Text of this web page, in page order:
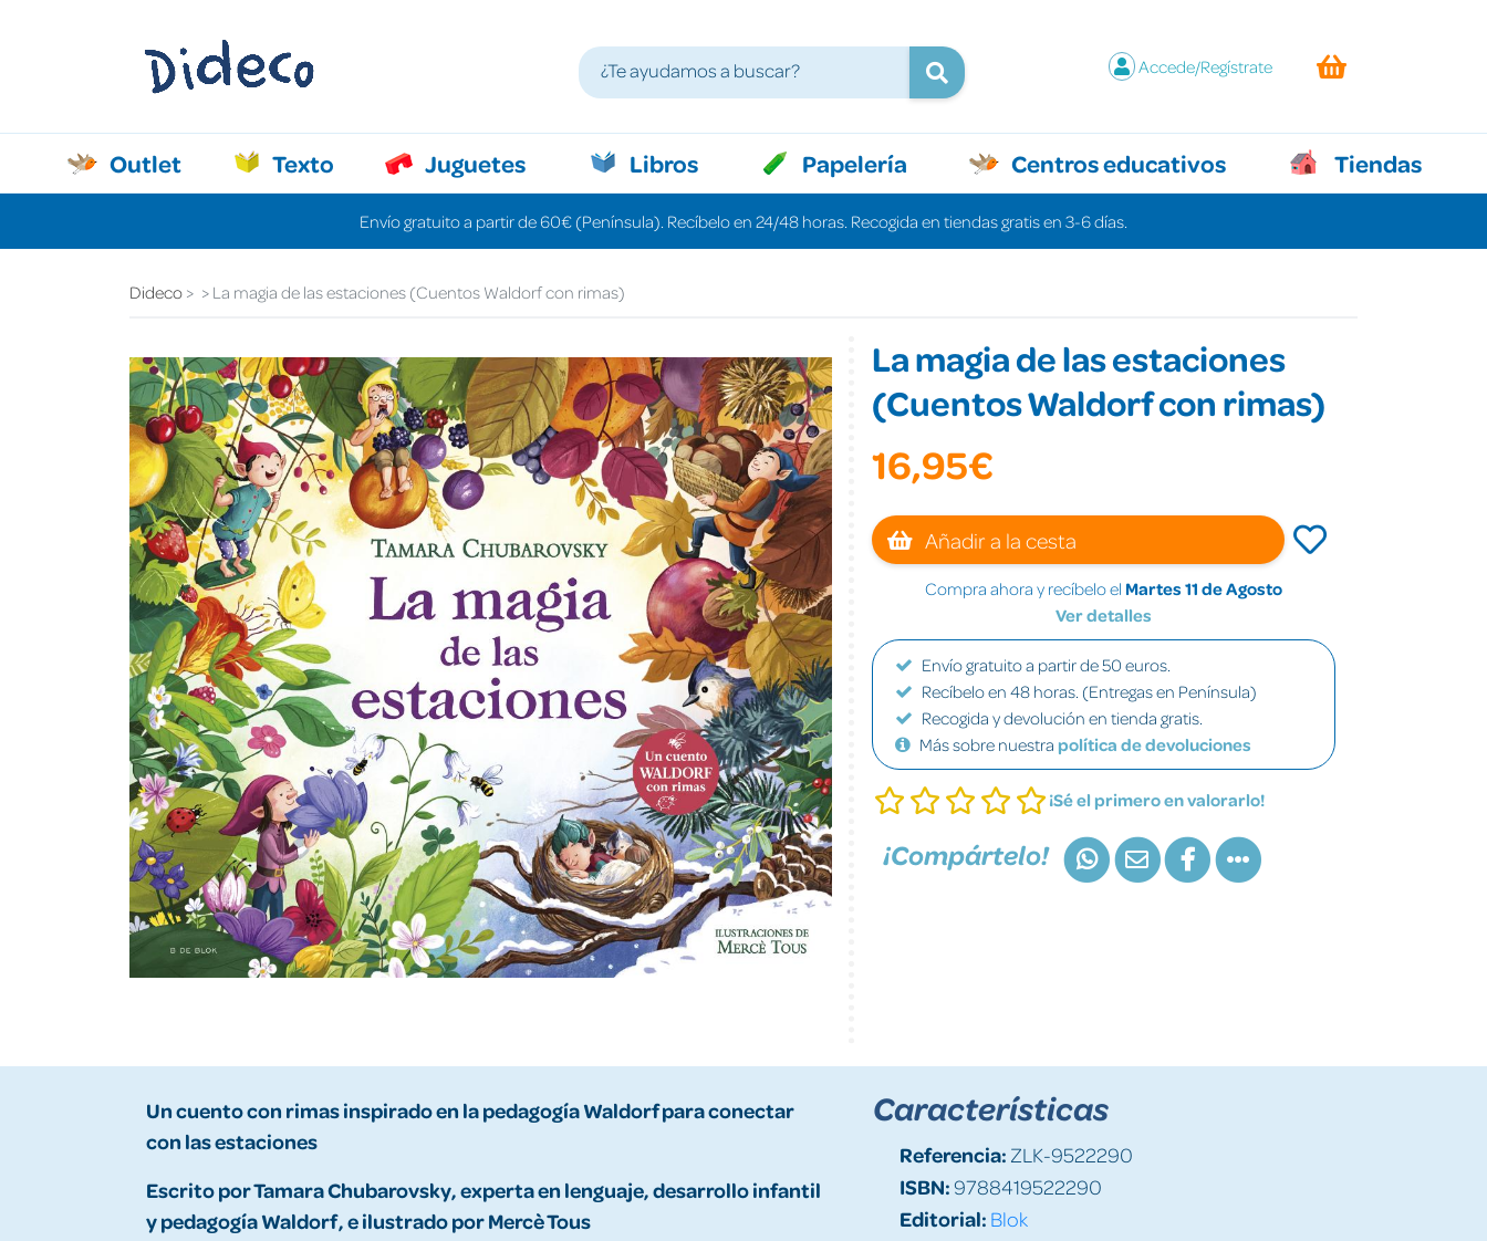
Accede/Regístrate
Outlet Texto Juguetes Libros Papelería Centros educativos Tiendas
Envío gratuito a partir de 60€ (Península). Recíbelo en 24/48 horas. Recogida en tiendas gratis en 3-6 días.
Dideco La magia de las estaciones (Cuentos Waldorf con rimas)
La magia de las estaciones
(Cuentos Waldorf con rimas)
16,95€
Añadir a la cesta
Compra ahora y recíbelo el Martes 11 de Agosto
Ver detalles
Envío gratuito a partir de 50 euros.
Recíbelo en 48 horas. (Entregas en Península)
Recogida y devolución en tienda gratis.
Más sobre nuestra política de devoluciones
¡Sé el primero en valorarlo!
¡Compártelo!
Un cuento con rimas inspirado en la pedagogía Waldorf para conectar
con las estaciones
Escrito por Tamara Chubarovsky, experta en lenguaje, desarrollo infantil
y pedagogía Waldorf, e ilustrado por Mercè Tous
Características
Referencia: ZLK-9522290
ISBN:9788419522290
Editorial: Blok